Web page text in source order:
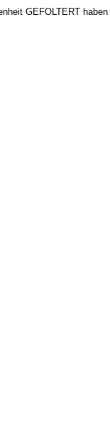
GEFOLTERT